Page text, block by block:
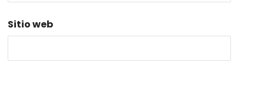
Sitio web